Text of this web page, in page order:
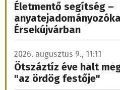
Életmentő segítség –
Érsekújvárban
2026. augusztus 9., 11:11
Ötszáztíz éve halt
"az ördög festője"